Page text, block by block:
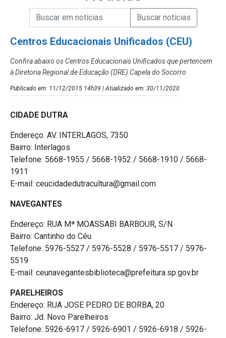
Campo de Busca de Notícias
Campo de Busca de informaçõesEnviar a Busca de Notícias
Centros Educacionais Unificados (CEU)
Confira abaixo os Centros Educacionais Unificados que pertencem
à Diretoria Regional de Educação (DRE) Capela do Socorro
Publicado em: 11/12/2015 14h39 | Atualizado em: 30/11/2020
CIDADE DUTRA
Endereço: AV. INTERLAGOS, 7350
Bairro: Interlagos
Telefone: 5668-1955 / 5668-1952 / 5668-1910 / 5668-
1911
E-mail: ceucidadedutracultura@gmail.com
NAVEGANTES
Endereço: RUA Mª MOASSABI BARBOUR, S/N
Bairro: Cantinho do Céu
Telefone: 5976-5527 / 5976-5528 / 5976-5517 / 5976-
5519
E-mail: ceunavegantesbiblioteca@prefeitura.sp.gov.br
PARELHEIROS
Endereço: RUA JOSE PEDRO DE BORBA, 20
Bairro: Jd. Novo Parelheiros
Telefone: 5926-6917 / 5926-6901 / 5926-6918 / 5926-